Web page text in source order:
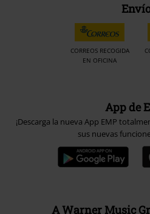
CORREOS RECOGIDA
EN OFICINA
App de
¡Descarga la nueva App EMP
sus nuevas
A Warner Music